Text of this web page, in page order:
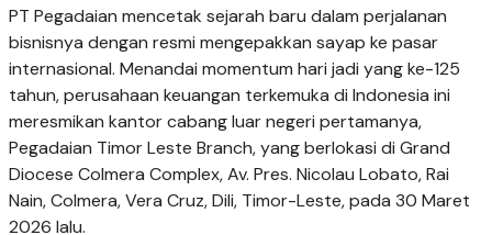
PT Pegadaian mencetak sejarah baru dalam perjalanan
bisnisnya dengan resmi mengepakkan sayap ke pasar
internasional. Menandai momentum hari jadi yang ke-125
tahun, perusahaan keuangan terkemuka di Indonesia ini
meresmikan kantor cabang luar negeri pertamanya,
Pegadaian Timor Leste Branch, yang berlokasi di Grand
Diocese Colmera Complex, Av. Pres. Nicolau Lobato, Rai
Nain, Colmera, Vera Cruz, Dili, Timor-Leste, pada 30 Maret
2026 lalu.